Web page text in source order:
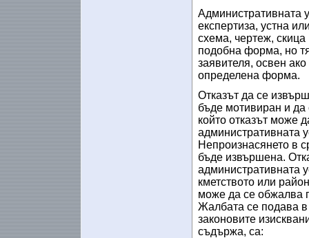
Административната
експертиза, устна
схема, чертеж, скица
подобна форма, но
заявителя, освен
определена форма.
Отказът да се
бъде мотивиран и да
който отказът може
административната
Непроизнасянето в
бъде извършена.
административната
кметството или
може да се обжалва
Жалбата се подава в
законовите
съдържа, са: